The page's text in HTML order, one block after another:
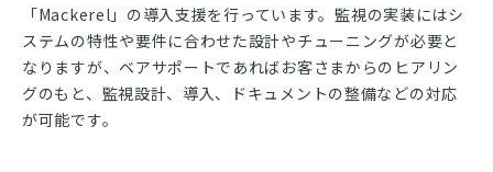
「Mackerel」の導入支援を行っています。監視の実装にはシ
ステムの特性や要件に合わせた設計やチューニングが必要と
なりますが、ベアサポートであればお客さまからのヒアリン
グのもと、監視設計、導入、ドキュメントの整備などの対応
が可能です。